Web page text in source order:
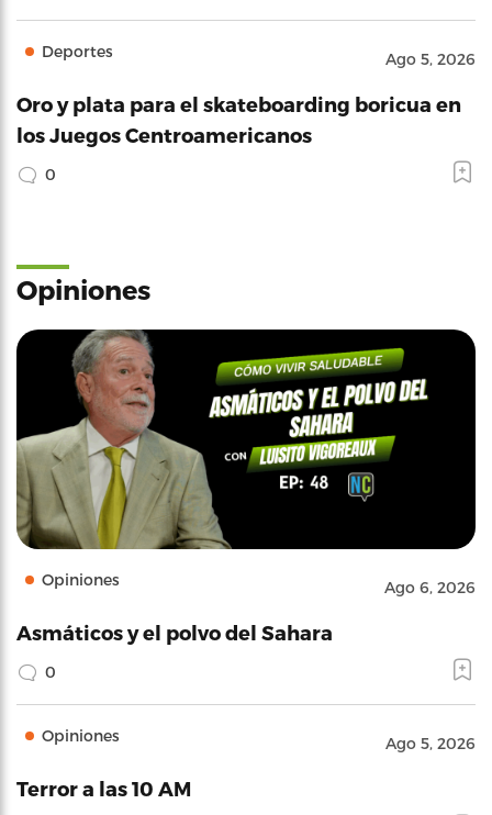
Deportes Ago 5, 2026
Oro y plata para el skateboarding boricua en
los Juegos Centroamericanos
0
Opiniones
Opiniones Ago 6, 2026
Asmáticos y el polvo del Sahara
0
Opiniones Ago 5, 2026
Terror a las 10 AM